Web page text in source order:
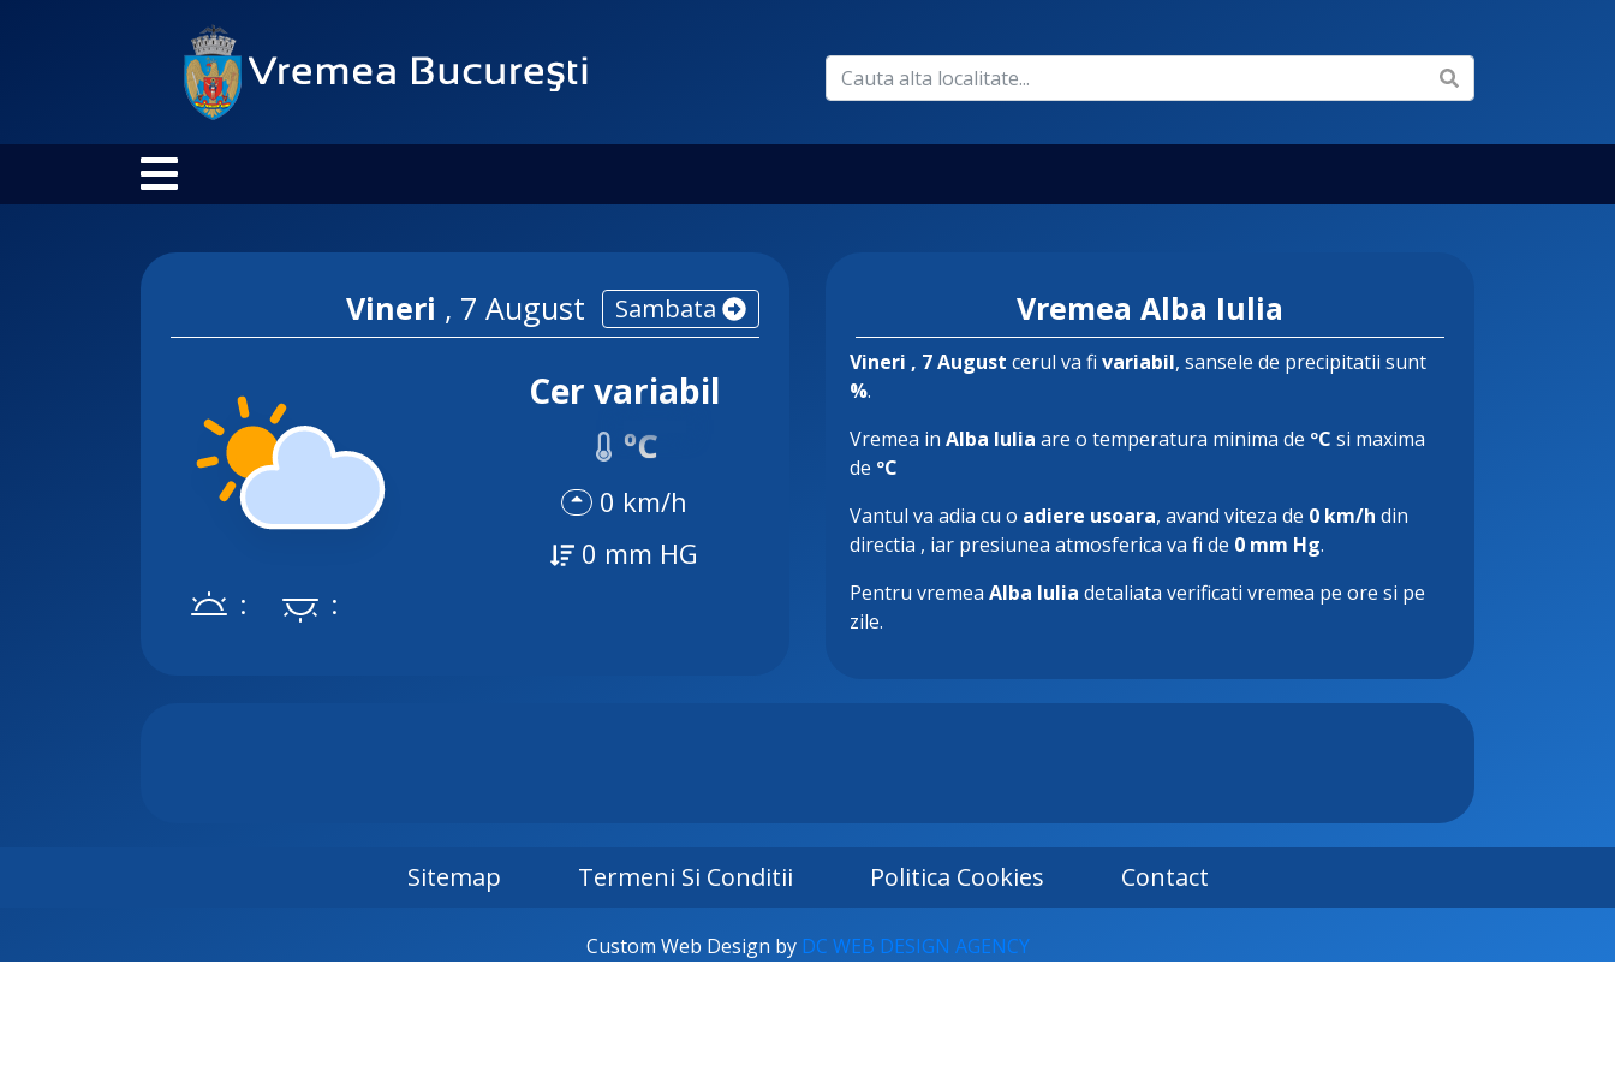
Vineri , 7 August Sambata
Cer variabil
ºC
0 km/h
0 mm HG
:
:
Vremea Alba Iulia
Vineri , 7 August cerul va fi variabil, sansele de precipitatii sunt
%.
Vremea in Alba Iulia are o temperatura minima de ºC si maxima
de ºC
Vantul va adia cu o adiere usoara, avand viteza de 0 km/h din
directia , iar presiunea atmosferica va fi de 0 mm Hg.
Pentru vremea Alba Iulia detaliata verificati vremea pe ore si pe
zile.
Sitemap Termeni Si Conditii Politica Cookies Contact
Custom Web Design by DC WEB DESIGN AGENCY